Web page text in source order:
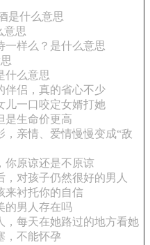
是什么意思
意思
一样么？是什么意思
什么意思
伴侣，真的省心不少
儿一口咬定女婿打她
是生命价更高
，亲情、爱情慢慢变成“敌
你原谅还是不原谅
，对孩子仍然很好的男人
来衬托你的自信
的男人存在吗
，每天在她路过的地方看她
，不能怀孕